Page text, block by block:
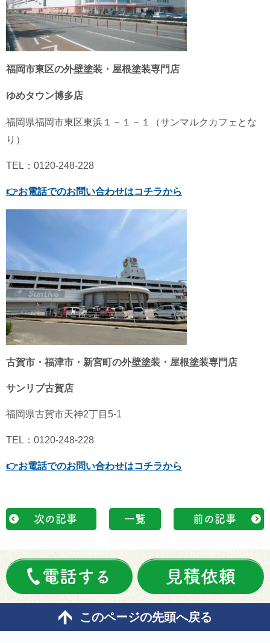
福岡市東区の外壁塗装・屋根塗装専門店
ゆめタウン博多店
福岡県福岡市東区東浜１－１－１（サンマルクカフェとな
り）
TEL：0120-248-228
👉お電話でのお問い合わせはコチラから
古賀市・福津市・新宮町の外壁塗装・屋根塗装専門店
サンリブ古賀店
福岡県古賀市天神2丁目5-1
TEL：0120-248-228
👉お電話でのお問い合わせはコチラから
次の記事 一覧 前の記事
電話する 見積依頼
このページの先頭へ戻る